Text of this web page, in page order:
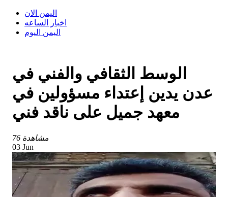
اليمن الان
اخبار الساعه
اليمن اليوم
الوسط الثقافي والفني في
عدن يدين إعتداء مسؤولين في
معهد جميل على ناقد فني
76 مشاهدة
03 Jun